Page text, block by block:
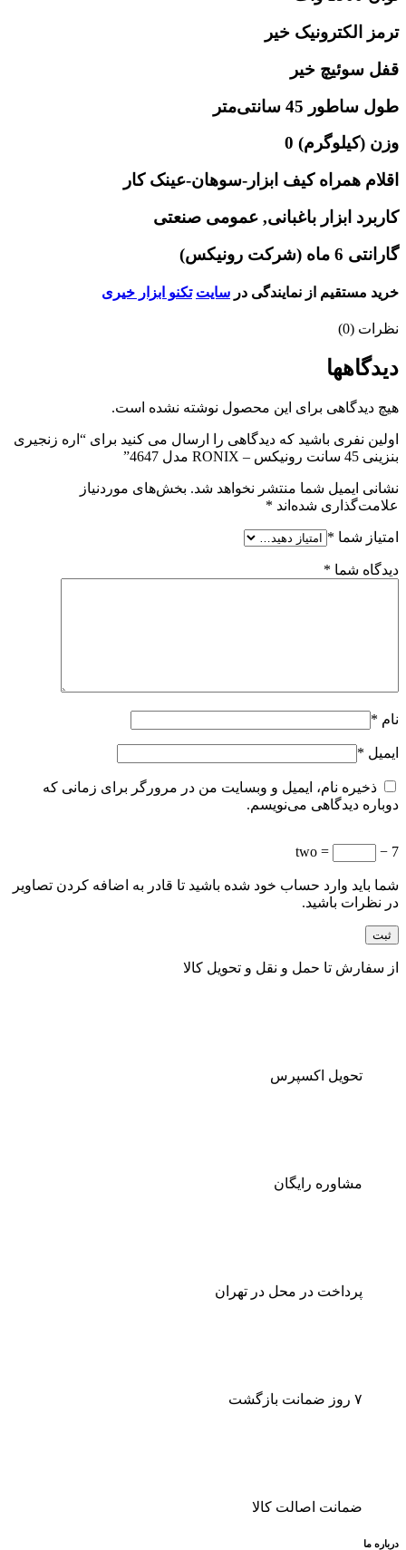
ترمز الکترونیک خیر
قفل سوئیچ خیر
طول ساطور 45 سانتی‌متر
وزن (کیلوگرم) 0
اقلام همراه کیف ابزار-سوهان-عینک کار
کاربرد ابزار باغبانی, عمومی صنعتی
گارانتی 6 ماه (شرکت رونیکس)
خرید مستقیم از نمایندگی در سایت تکنو ابزار خیری
نظرات (0)
دیدگاهها
هیچ دیدگاهی برای این محصول نوشته نشده است.
اولین نفری باشید که دیدگاهی را ارسال می کنید برای “اره زنجیری
بنزینی 45 سانت رونیکس – RONIX مدل 4647”
نشانی ایمیل شما منتشر نخواهد شد. بخش‌های موردنیاز
علامت‌گذاری شده‌اند *
امتیاز شما *
دیدگاه شما *
نام *
ایمیل *
ذخیره نام، ایمیل و وبسایت من در مرورگر برای زمانی که
دوباره دیدگاهی می‌نویسم.
7 −
= two
شما باید وارد حساب خود شده باشید تا قادر به اضافه کردن تصاویر
در نظرات باشید.
از سفارش تا حمل و نقل و تحویل کالا
تحویل اکسپرس
مشاوره رایگان
پرداخت در محل در تهران
۷ روز ضمانت بازگشت
ضمانت اصالت کالا
درباره ما